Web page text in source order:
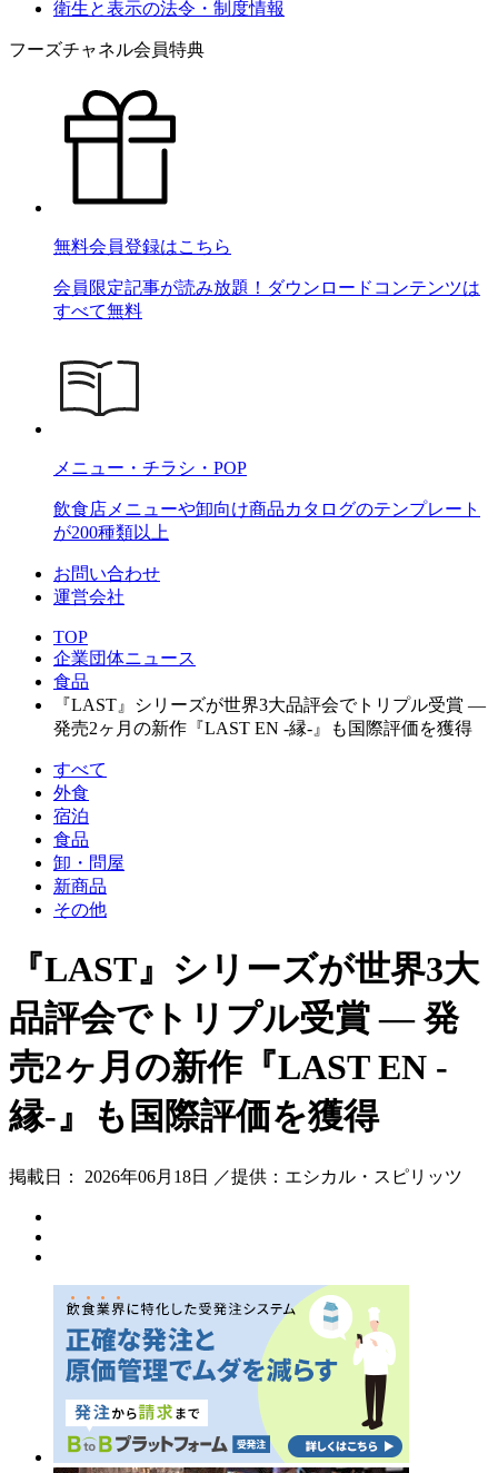
衛生と表示の法令・制度情報
フーズチャネル会員特典
無料会員登録はこちら
会員限定記事が読み放題！ダウンロードコンテンツは
すべて無料
メニュー・チラシ・POP
飲食店メニューや卸向け商品カタログのテンプレート
が200種類以上
お問い合わせ
運営会社
TOP
企業団体ニュース
食品
『LAST』シリーズが世界3大品評会でトリプル受賞 ―
発売2ヶ月の新作『LAST EN -縁-』も国際評価を獲得
すべて
外食
宿泊
食品
卸・問屋
新商品
その他
『LAST』シリーズが世界3大
品評会でトリプル受賞 ― 発
売2ヶ月の新作『LAST EN -
縁-』も国際評価を獲得
掲載日： 2026年06月18日 ／提供：エシカル・スピリッツ